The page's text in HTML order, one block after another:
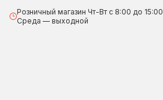
Розничный магазин Чт-Вт с 8:00 до 15:00
Среда — выходной